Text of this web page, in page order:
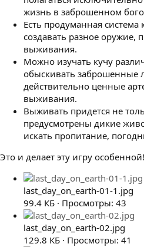
жизнь в заброшенном
Есть продуманная
создавать разное оружие,
выживания.
Можно изучать кучу
обыскивать заброшенные
действительно ценные
выживания.
Выживать придется не
предусмотрены дикие
искать пропитание,
Это и делает эту игру особенной!
last_day_on_earth-01-1.jpg
99.4 КБ · Просмотры: 43
last_day_on_earth-02.jpg
129.8 КБ · Просмотры: 41